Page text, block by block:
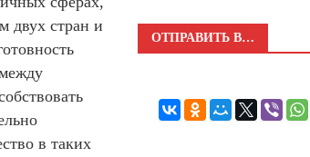
двух стран и
в таких
ОТПРАВИТЬ В…